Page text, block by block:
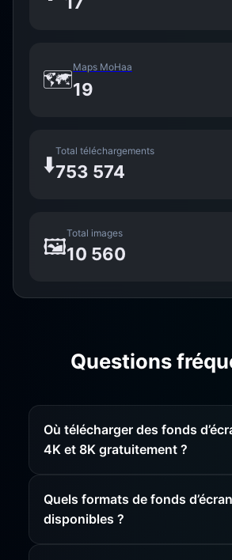
🗺️Maps MoHaa
19
⬇️
Total téléchargements
753 574
🖼️
Total images
10 560
Questions
Où télécharger des fonds
4K et 8K gratuitement ?
Quels formats de fonds
disponibles ?